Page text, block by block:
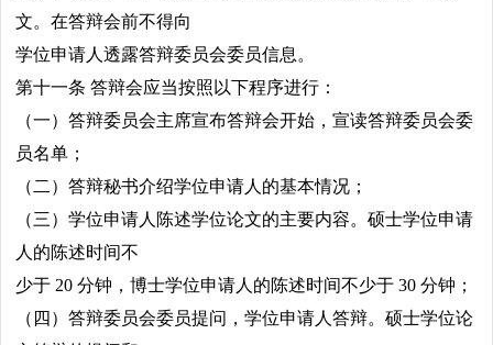
文。在答辩会前不得向
学位申请人透露答辩委员会委员信息。
第十一条 答辩会应当按照以下程序进行：
（一）答辩委员会主席宣布答辩会开始，宣读答辩委员会委
员名单；
（二）答辩秘书介绍学位申请人的基本情况；
（三）学位申请人陈述学位论文的主要内容。硕士学位申请
人的陈述时间不
少于 20 分钟，博士学位申请人的陈述时间不少于 30 分钟；
（四）答辩委员会委员提问，学位申请人答辩。硕士学位论